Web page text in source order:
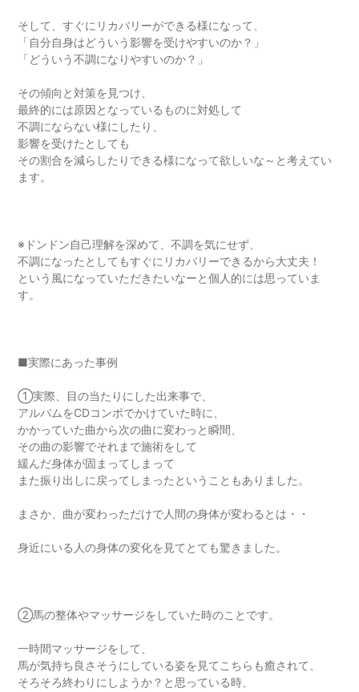
そして、すぐにリカバリーができる様になって、
「自分自身はどういう影響を受けやすいのか？」
「どういう不調になりやすいのか？」
その傾向と対策を見つけ、
最終的には原因となっているものに対処して
不調にならない様にしたり、
影響を受けたとしても
その割合を減らしたりできる様になって欲しいな～と考えてい
ます。
※ドンドン自己理解を深めて、不調を気にせず、
不調になったとしてもすぐにリカバリーできるから大丈夫！
という風になっていただきたいなーと個人的には思っていま
す。
■実際にあった事例
①実際、目の当たりにした出来事で、
アルバムをCDコンポでかけていた時に、
かかっていた曲から次の曲に変わっと瞬間、
その曲の影響でそれまで施術をして
緩んだ身体が固まってしまって
また振り出しに戻ってしまったということもありました。
まさか、曲が変わっただけで人間の身体が変わるとは・・
身近にいる人の身体の変化を見てとても驚きました。
②馬の整体やマッサージをしていた時のことです。
一時間マッサージをして、
馬が気持ち良さそうにしている姿を見てこちらも癒されて、
そろそろ終わりにしようか？と思っている時、